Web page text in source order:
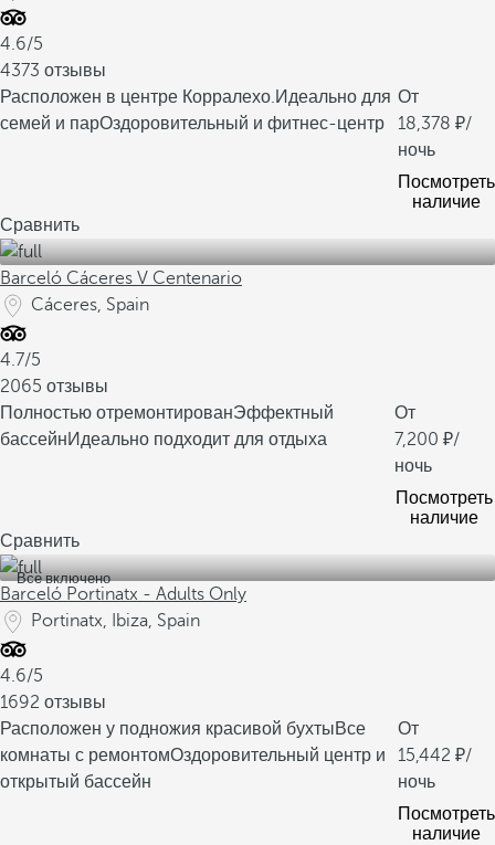
4.6/5
4373 отзывы
Расположен в центре Корралехо.Идеально для
семей и парОздоровительный и фитнес-центр
От
18,378
/
ночь
Посмотреть
наличие
Сравнить
Barceló Cáceres V Centenario
Cáceres, Spain
4.7/5
2065 отзывы
Полностью отремонтированЭффектный
бассейнИдеально подходит для отдыха
От
7,200
/
ночь
Посмотреть
наличие
Сравнить
Все включено
Barceló Portinatx - Adults Only
Portinatx, Ibiza, Spain
4.6/5
1692 отзывы
Расположен у подножия красивой бухтыВсе
комнаты с ремонтомОздоровительный центр и
открытый бассейн
От
15,442
/
ночь
Посмотреть
наличие